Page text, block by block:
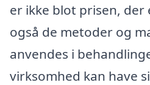
er ikke blot prisen,
også de metoder og
anvendes i
virksomhed kan have